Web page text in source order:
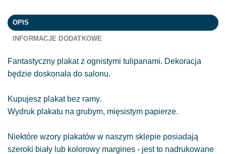
OPIS
INFORMACJE DODATKOWE
Fantastyczny plakat z ognistymi tulipanami. Dekoracja
będzie doskonała do salonu.
Kupujesz plakat bez ramy.
Wydruk plakatu na grubym, mięsistym papierze.
Niektóre wzory plakatów w naszym sklepie posiadają
szeroki biały lub kolorowy margines - jest to nadrukowane